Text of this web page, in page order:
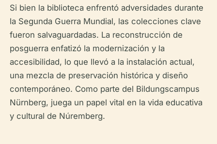
Si bien la biblioteca enfrentó adversidades durante
la Segunda Guerra Mundial, las colecciones clave
fueron salvaguardadas. La reconstrucción de
posguerra enfatizó la modernización y la
accesibilidad, lo que llevó a la instalación actual,
una mezcla de preservación histórica y diseño
contemporáneo. Como parte del Bildungscampus
Nürnberg, juega un papel vital en la vida educativa
y cultural de Núremberg.